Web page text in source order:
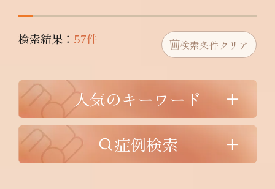
検索結果： 57件 検索条件クリア
人気のキーワード
症例検索